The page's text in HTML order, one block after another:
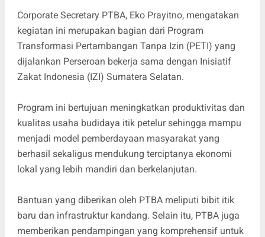
Corporate Secretary PTBA, Eko Prayitno, mengatakan
kegiatan ini merupakan bagian dari Program
Transformasi Pertambangan Tanpa Izin (PETI) yang
dijalankan Perseroan bekerja sama dengan Inisiatif
Zakat Indonesia (IZI) Sumatera Selatan.
Program ini bertujuan meningkatkan produktivitas dan
kualitas usaha budidaya itik petelur sehingga mampu
menjadi model pemberdayaan masyarakat yang
berhasil sekaligus mendukung terciptanya ekonomi
lokal yang lebih mandiri dan berkelanjutan.
Bantuan yang diberikan oleh PTBA meliputi bibit itik
baru dan infrastruktur kandang. Selain itu, PTBA juga
memberikan pendampingan yang komprehensif untuk